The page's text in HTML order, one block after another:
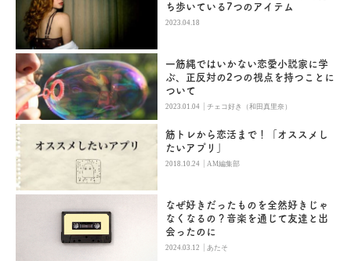
ち歩いている7つのアイテム
2023.04.18
一筋縄ではいかない恋愛小説家に学
ぶ、正反対の2つの視点を持つことに
ついて
2023.01.04 |チェコ好き（和田真里奈）
筋トレから恋活まで！「オススメし
たいアプリ」
2018.10.24 | AM編集部
なぜ好きだったものを全然好きじゃ
なくなるの？音楽を通じて友達と出
会ったのに
2024.03.12 | あたそ